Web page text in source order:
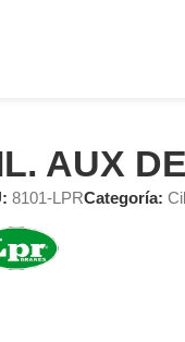
AUX
8101-LPRCategoría: